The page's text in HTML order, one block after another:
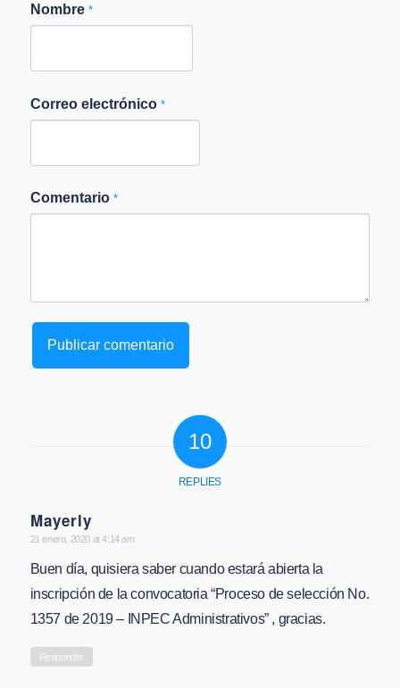
Nombre *
Correo electrónico *
Comentario *
10
REPLIES
Mayerly
says:
21 enero, 2020 at 4:14 am
Buen día, quisiera saber cuando estará abierta la
inscripción de la convocatoria “Proceso de selección No.
1357 de 2019 – INPEC Administrativos” , gracias.
Responder